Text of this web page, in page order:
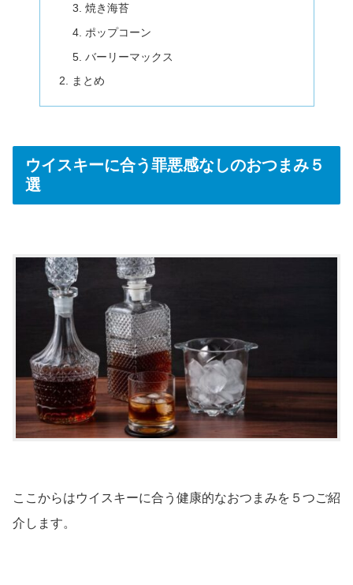
焼き海苔
ポップコーン
バーリーマックス
まとめ
ウイスキーに合う罪悪感なしのおつまみ５
選
ここからはウイスキーに合う健康的なおつまみを５つご紹
介します。